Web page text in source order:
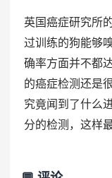
英国癌症研究所
过训练的狗能够
确率方面并不都
的癌症检测还是
究竟闻到了什么
分的检测，这样